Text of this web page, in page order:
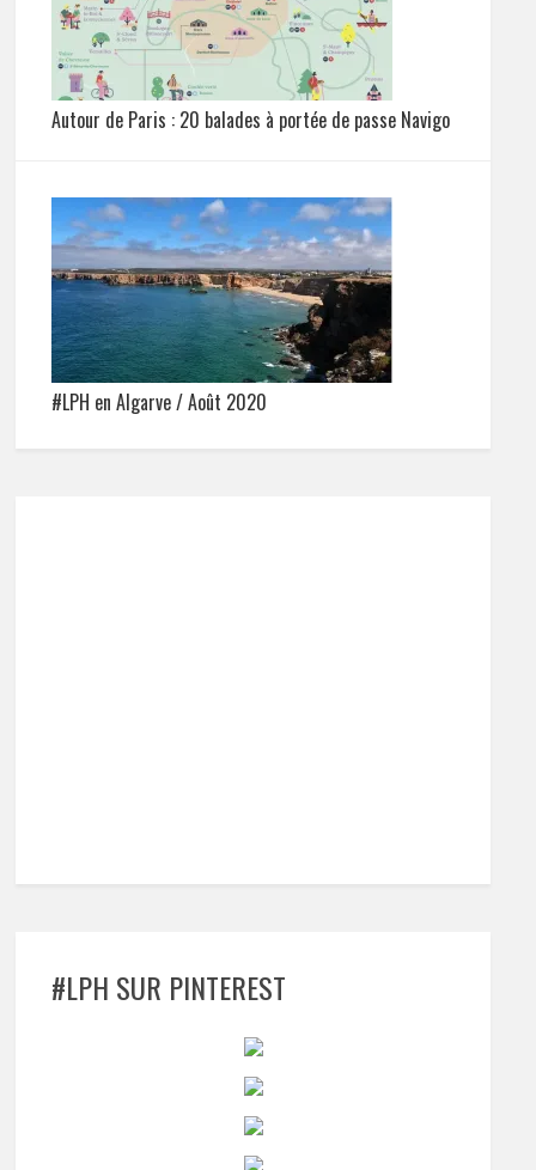
Autour de Paris : 20 balades à portée de passe Navigo
#LPH en Algarve / Août 2020
#LPH SUR PINTEREST